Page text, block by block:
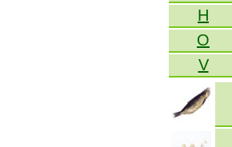
H
O
V